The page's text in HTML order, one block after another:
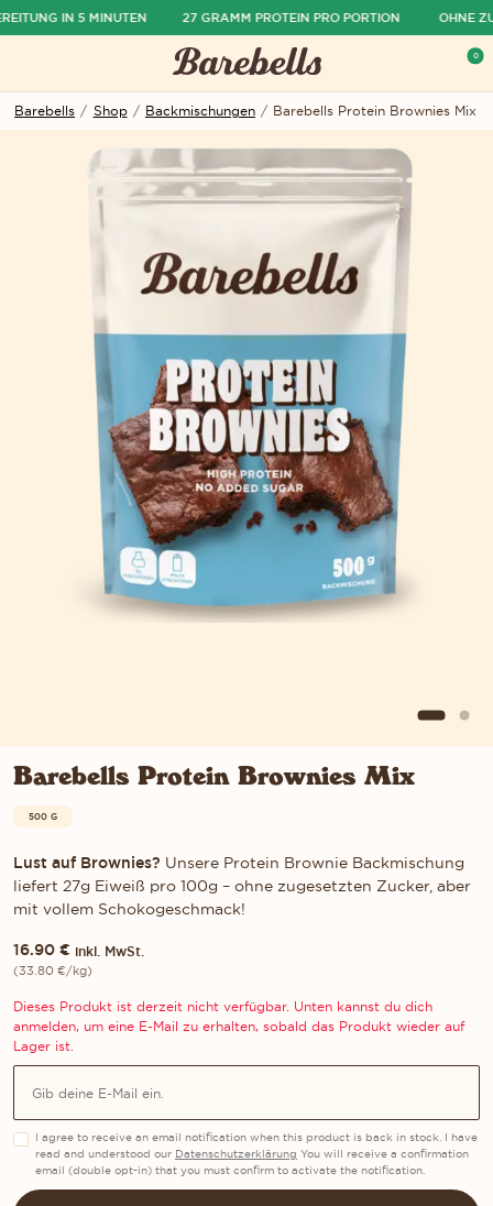
IN 5 MINUTEN 27 GRAMM PROTEIN PRO PORTION OHNE
0
Barebells / Shop / Backmischungen / Barebells Protein Brownies Mix
Barebells Protein Brownies Mix
500 G
Lust auf Brownies? Unsere Protein Brownie Backmischung
liefert 27g Eiweiß pro 100g – ohne zugesetzten Zucker, aber
mit vollem Schokogeschmack!
16.90 € inkl. MwSt.
(33.80 €/kg)
Dieses Produkt ist derzeit nicht verfügbar. Unten kannst du dich
anmelden, um eine E-Mail zu erhalten, sobald das Produkt wieder auf
Lager ist.
I agree to receive an email notification when this product is back in stock. I have
read and understood our Datenschutzerklärung You will receive a confirmation
email (double opt-in) that you must confirm to activate the notification.
ausblenden